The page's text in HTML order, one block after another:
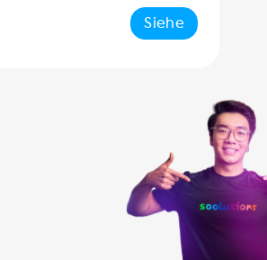
Siehe